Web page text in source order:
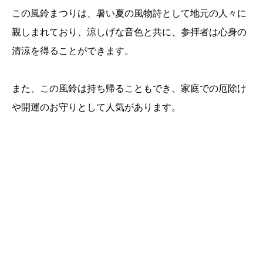
この風鈴まつりは、暑い夏の風物詩として地元の人々に
親しまれており、涼しげな音色と共に、参拝者は心身の
清涼を得ることができます。
また、この風鈴は持ち帰ることもでき、家庭での厄除け
や開運のお守りとして人気があります。